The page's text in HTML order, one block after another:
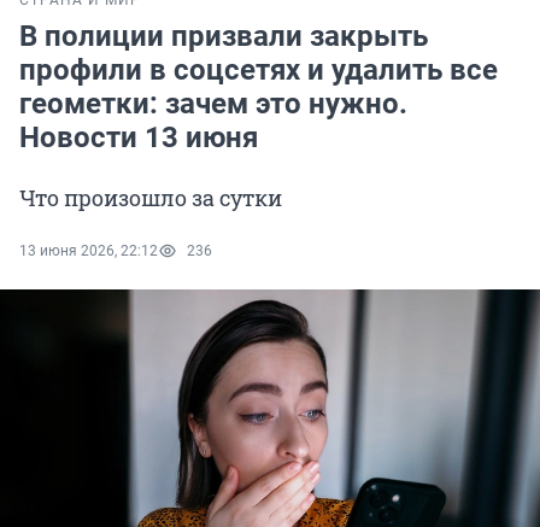
В полиции призвали закрыть
профили в соцсетях и удалить все
геометки: зачем это нужно.
Новости 13 июня
Что произошло за сутки
13 июня 2026, 22:12 236